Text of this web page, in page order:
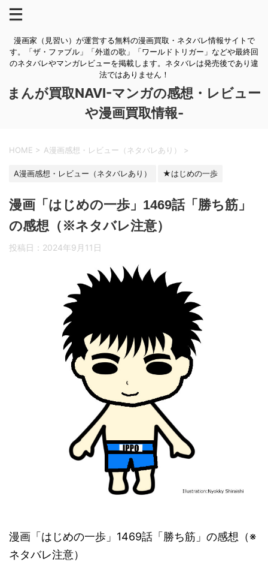
漫画家（見習い）が運営する無料の漫画買取・ネタバレ情報サイトで
す。「ザ・ファブル」「外道の歌」「ワールドトリガー」などや最終回
のネタバレやマンガレビューを掲載します。ネタバレは発売後であり違
法ではありません！
まんが買取NAVI-マンガの感想・レビュー
や漫画買取情報-
HOME > A漫画感想・レビュー（ネタバレあり） >
A漫画感想・レビュー（ネタバレあり） ★はじめの一歩
漫画「はじめの一歩」1469話「勝ち筋」
の感想（※ネタバレ注意）
投稿日： 2024年9月11日
漫画「はじめの一歩」1469話「勝ち筋」の感想（※
ネタバレ注意）